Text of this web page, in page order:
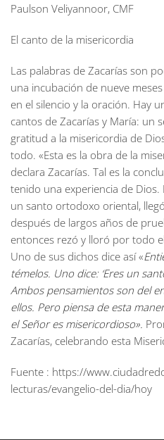
Paulson Veliyannoor, CMF
El canto de la misericordia
Las palabras de Zacarías son
una incubación de nueve
en el silencio y la oración. Hay
cantos de Zacarías y María: un
gratitud a la misericordia de
todo. «Esta es la obra de la
declara Zacarías. Tal es la
tenido una experiencia de Dios.
un santo ortodoxo oriental,
después de largos años de
entonces rezó y lloró por todo
Uno de sus dichos dice así «
témelos. Uno dice: ‘Eres un
Ambos pensamientos son del
ellos. Pero piensa de esta
el Señor es misericordioso».
Zacarías, celebrando esta
Fuente : https://
lecturas/evangelio-del-dia/hoy